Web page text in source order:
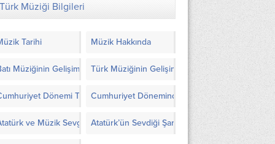
Türk Müziği Bilgileri
Tarihi Müzik Hakkında
Müziğinin Gelişimi Türk Müziğinin Gelişimi
Dönemi Türk Müziği’nde Yapılanlar
Cumhuriyet Döneminde Türk Müziği İçin
ve Müzik Sevgisi Atatürk’ün Sevdiği Şarkılar ve Notaları